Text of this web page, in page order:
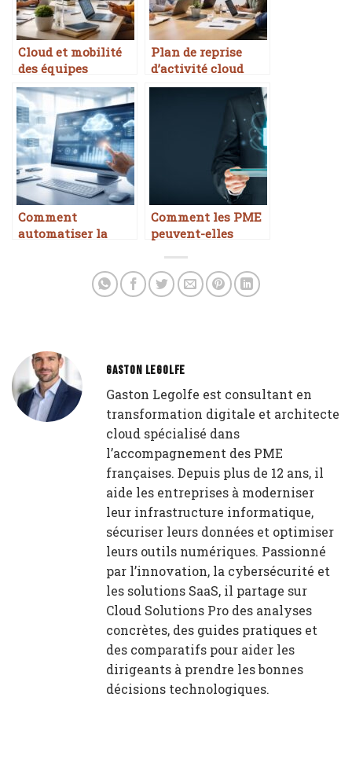
Cloud et mobilité
des équipes
Plan de reprise
d’activité cloud
pour PME
Comment
automatiser la
avec le cloud
Comment les PME
peuvent-elles
nouvelles
règlementations
GASTON LEGOLFE
Gaston Legolfe est consultant en
transformation digitale et architecte
cloud spécialisé dans
l’accompagnement des PME
françaises. Depuis plus de 12 ans, il
aide les entreprises à moderniser
leur infrastructure informatique,
sécuriser leurs données et optimiser
leurs outils numériques. Passionné
par l’innovation, la cybersécurité et
les solutions SaaS, il partage sur
Cloud Solutions Pro des analyses
concrètes, des guides pratiques et
des comparatifs pour aider les
dirigeants à prendre les bonnes
décisions technologiques.